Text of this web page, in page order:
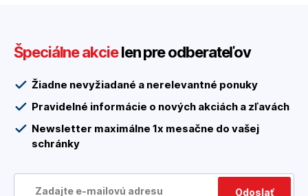
Špeciálne akcielen pre odberateľov
Žiadne nevyžiadané a nerelevantné ponuky
Pravidelné informácie o nových akciách a zľavách
Newsletter maximálne 1x mesačne do vašej
schránky
Odoslať